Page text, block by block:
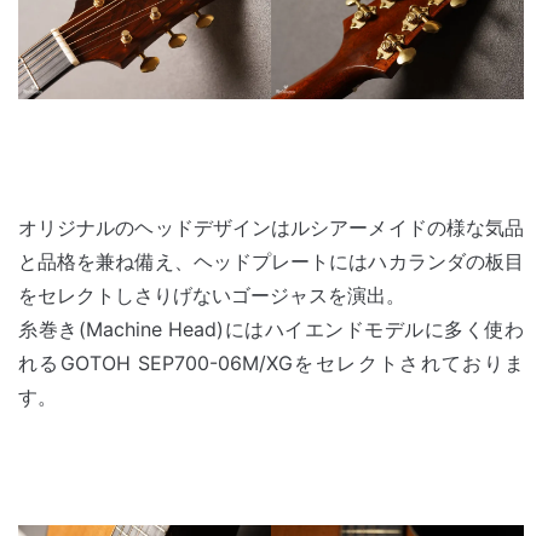
オリジナルのヘッドデザインはルシアーメイドの様な気品
と品格を兼ね備え、ヘッドプレートにはハカランダの板目
をセレクトしさりげないゴージャスを演出。
糸巻き(Machine Head)にはハイエンドモデルに多く使わ
れるGOTOH SEP700-06M/XGをセレクトされておりま
す。